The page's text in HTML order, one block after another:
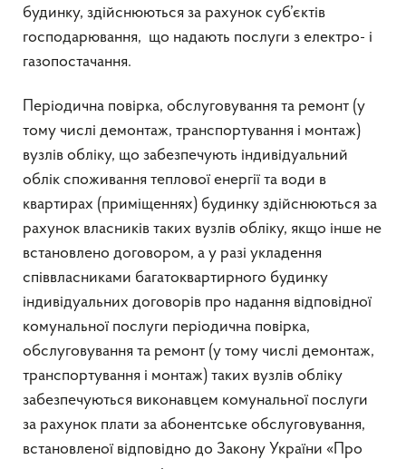
будинку, здійснюються за рахунок суб’єктів
господарювання, що надають послуги з електро- і
газопостачання.
Періодична повірка, обслуговування та ремонт (у
тому числі демонтаж, транспортування і монтаж)
вузлів обліку, що забезпечують індивідуальний
облік споживання теплової енергії та води в
квартирах (приміщеннях) будинку здійснюються за
рахунок власників таких вузлів обліку, якщо інше не
встановлено договором, а у разі укладення
співвласниками багатоквартирного будинку
індивідуальних договорів про надання відповідної
комунальної послуги періодична повірка,
обслуговування та ремонт (у тому числі демонтаж,
транспортування і монтаж) таких вузлів обліку
забезпечуються виконавцем комунальної послуги
за рахунок плати за абонентське обслуговування,
встановленої відповідно до Закону України «Про